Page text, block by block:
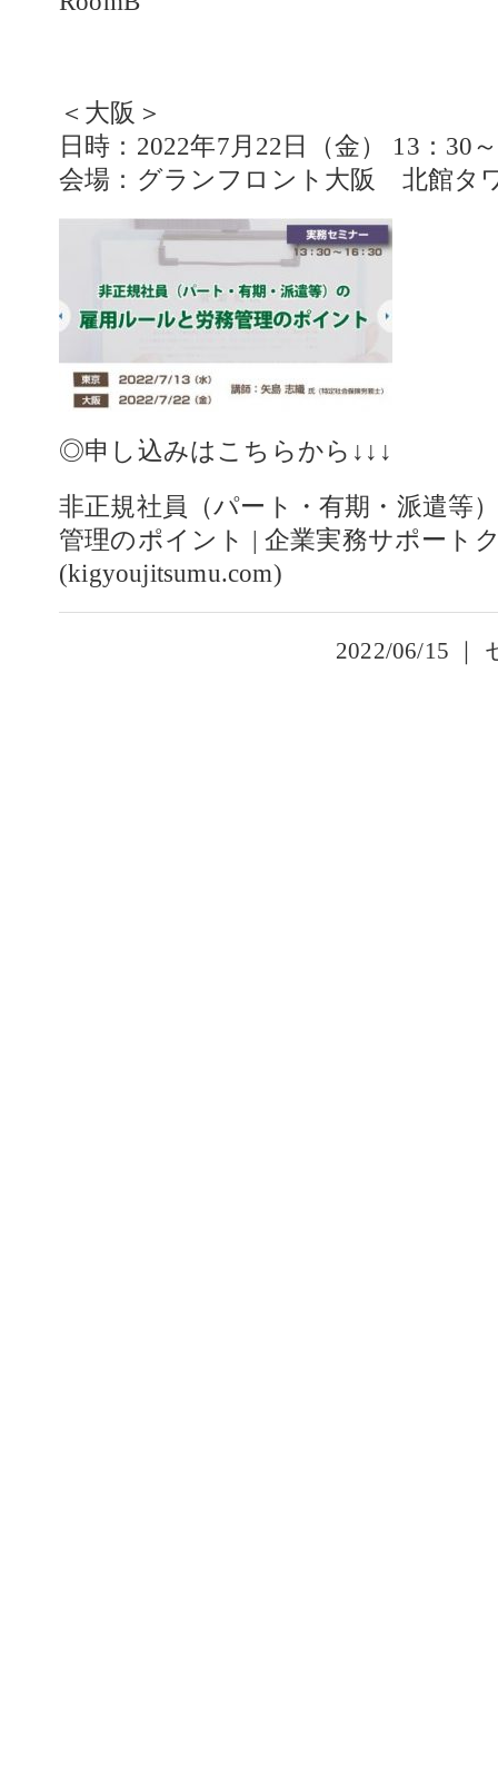
＜大阪＞
日時：2022年7月22日（金） 13：30
会場：グランフロント大阪 北館タ
◎申し込みはこちらから↓↓↓
非正規社員（パート・有期・派遣等
管理のポイント | 企業実務サポート
(kigyoujitsumu.com)
2022/06/15 ｜